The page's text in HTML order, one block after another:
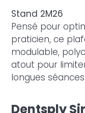
Stand 2M26
Pensé pour
praticien, ce
modulable,
atout pour
longues
Dentsply